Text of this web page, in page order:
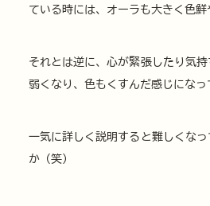
ている時には、オーラも大きく色
それとは逆に、心が緊張したり気
弱くなり、色もくすんだ感じにな
一気に詳しく説明すると難しくな
か (笑)